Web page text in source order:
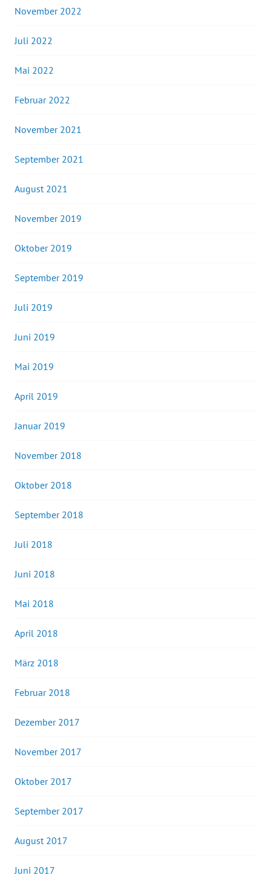
November 2022
Juli 2022
Mai 2022
Februar 2022
November 2021
September 2021
August 2021
November 2019
Oktober 2019
September 2019
Juli 2019
Juni 2019
Mai 2019
April 2019
Januar 2019
November 2018
Oktober 2018
September 2018
Juli 2018
Juni 2018
Mai 2018
April 2018
März 2018
Februar 2018
Dezember 2017
November 2017
Oktober 2017
September 2017
August 2017
Juni 2017